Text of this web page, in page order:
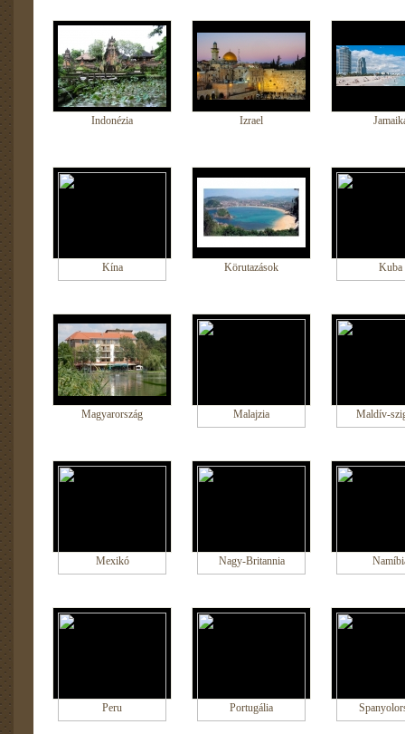
Indonézia Izrael
Kína Körutazások Kuba
Magyarország Malajzia Maldív-
Mexikó Nagy-Britannia
Peru Portugália